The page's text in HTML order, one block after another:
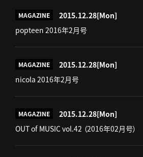
MAGAZINE 2015.12.28[Mon]
popteen 2016年2月号
MAGAZINE 2015.12.28[Mon]
nicola 2016年2月号
MAGAZINE 2015.12.28[Mon]
OUT of MUSIC vol.42 （2016年02月号）